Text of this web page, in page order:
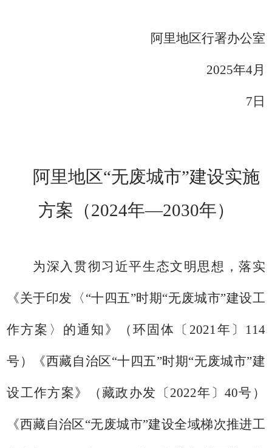
阿里地区行署办公室
2025年4月
7 日
阿里地区“无废城市”建设实施
方案 （2024年—2030年）
为深入贯彻习近平生态文明思想，落实
《关于印发〈 “十四五”时期“无废城市”建设工
作方案〉的通知》 （环固体〔 2021年 〕 114
号）《西藏自治区“十四五”时期“无废城市”建
设工作方案》（藏政办发 〔 2022年 〕40号）
《西藏自治区“无废城市”建设全域梯次推进工